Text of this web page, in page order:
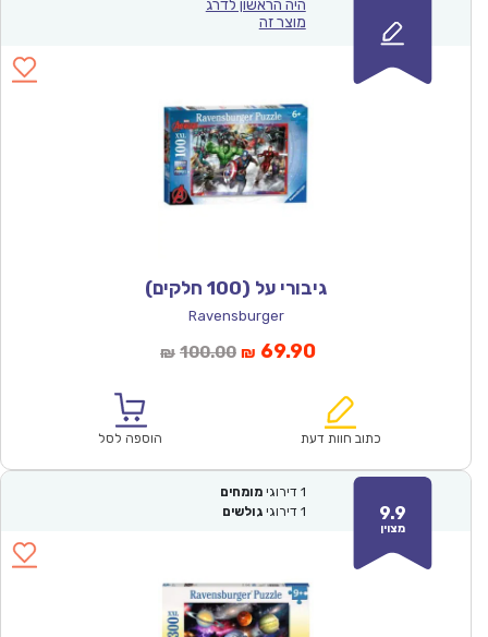
היה הראשון לדרג
מוצר זה
גיבורי על (100 חלקים)
Ravensburger
₪ 100.00המחיר
₪100.00.
₪ 69.90המחיר
הוא:
כתוב חוות דעת הוספה לסל
9.9
מצוין
1 דירוגי מומחים
1 דירוגי גולשים